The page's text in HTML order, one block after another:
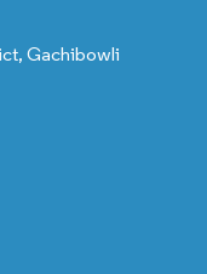
Gachibowli